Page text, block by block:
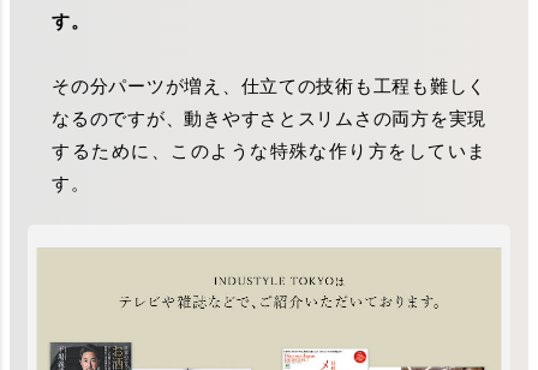
す。
その分パーツが増え、仕立ての技術も工程も難しく
なるのですが、動きやすさとスリムさの両方を実現
するために、このような特殊な作り方をしていま
す。